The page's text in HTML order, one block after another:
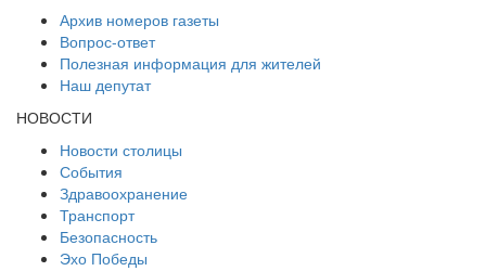
Архив номеров газеты
Вопрос-ответ
Полезная информация для жителей
Наш депутат
НОВОСТИ
Новости столицы
События
Здравоохранение
Транспорт
Безопасность
Эхо Победы